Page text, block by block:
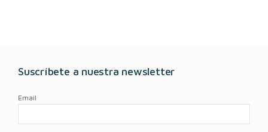
Suscríbete a nuestra newsletter
Email